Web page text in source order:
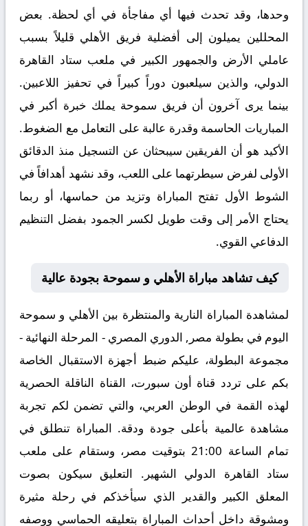
وحدها، وقد تحدث فيها أي مفاجأة في أي لحظة. بعض
المحللين يميلون إلى أفضلية فريق الأهلي قليلاً بسبب
عاملي الأرض والجمهور الكبير في ملعب ستاد القاهرة
الدولي، والذين سيلعبون دوراً كبيراً في تحفيز اللاعبين.
بينما يرى آخرون أن فريق سموحة يملك خبرة أكبر في
المباريات الحاسمة وقدرة عالبة على التعامل مع الضغوط.
الأكيد هو أن الفريقين سيبحثان عن التسجيل منذ الدقائق
الأولى لفرض سيطرتهما على اللعب، وقد نشهد أهدافاً في
الشوط الأول تفتح المباراة وتزيد من حماسها، أو ربما
يحتاج الأمر إلى وقت طويل لكسر الجمود بفضل التنظيم
الدفاعي القوي.
كيف تشاهد مباراة الأهلي و سموحة بجودة عالية
لمشاهدة المباراة النارية والمنتظرة بين الأهلي و سموحة
اليوم في بطولة مصر, الدوري المصري - المرحلة النهائية -
مجموعة البطولة، عليكم ضبط أجهزة الاستقبال الخاصة
بكم على تردد قناة أون سبورت، القناة الناقلة الحصرية
لهذه القمة في الوطن العربي، والتي تضمن لكم تجربة
مشاهدة عالمية بأعلى جودة ودقة. المباراة تنطلق في
تمام الساعة 21:00بتوقيت مصر، وستقام على ملعب
ستاد القاهرة الدولي الشهير. التعليق سيكون بصوت
المعلق الكبير والقدير الذي سيأخذكم في رحلة مثيرة
ومشوقة داخل أحداث المباراة بتعليقه الحماسي ووصفه